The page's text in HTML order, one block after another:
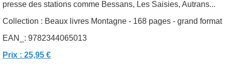
presse des stations comme Bessans, Les Saisies, Autrans...
Collection : Beaux livres Montagne - 168 pages - grand format
EAN_: 9782344065013
Prix : 25,95 €